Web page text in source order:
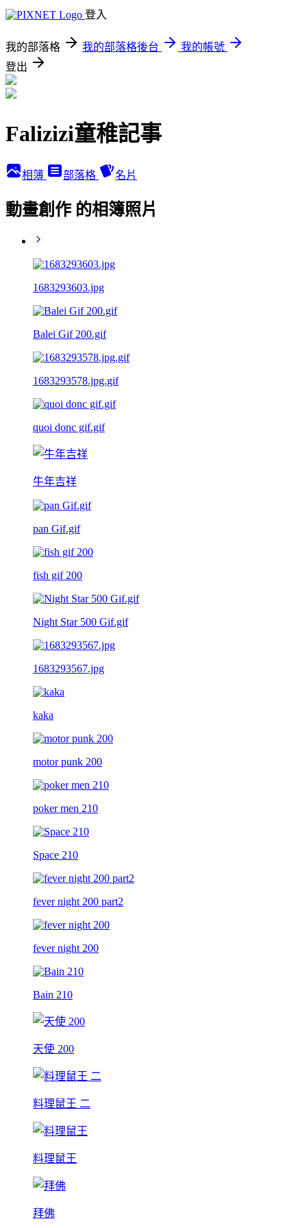
登入
我的部落格 我的部落格後台
我的帳號
登出
Falizizi童稚記事
相簿 部落格 名片
動畫創作 的相簿照片
1683293603.jpg
Balei Gif 200.gif
1683293578.jpg.gif
quoi donc gif.gif
牛年吉祥
pan Gif.gif
fish gif 200
Night Star 500 Gif.gif
1683293567.jpg
kaka
motor punk 200
poker men 210
Space 210
fever night 200 part2
fever night 200
Bain 210
天使 200
料理鼠王 二
料理鼠王
拜佛